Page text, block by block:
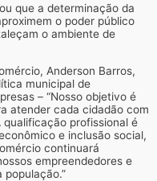
que a determinação da
o poder público
o ambiente de
Anderson Barros,
municipal de
– “Nosso objetivo é
atender cada cidadão com
qualificação profissional é
e inclusão social,
continuará
empreendedores e